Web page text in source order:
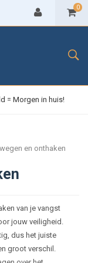
0
= Morgen in huis!
en onthaken
van je vangst
jouw veiligheid.
dus het juiste
groot verschil.